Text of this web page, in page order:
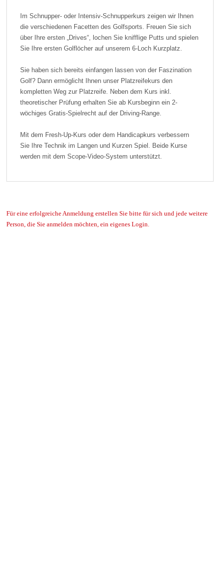
Im Schnupper- oder Intensiv-Schnupperkurs zeigen wir Ihnen
die verschiedenen Facetten des Golfsports. Freuen Sie sich
über Ihre ersten „Drives“, lochen Sie knifflige Putts und spielen
Sie Ihre ersten Golflöcher auf unserem 6-Loch Kurzplatz.
Sie haben sich bereits einfangen lassen von der Faszination
Golf? Dann ermöglicht Ihnen unser Platzreifekurs den
kompletten Weg zur Platzreife. Neben dem Kurs inkl.
theoretischer Prüfung erhalten Sie ab Kursbeginn ein 2-
wöchiges Gratis-Spielrecht auf der Driving-Range.
Mit dem Fresh-Up-Kurs oder dem Handicapkurs verbessern
Sie Ihre Technik im Langen und Kurzen Spiel. Beide Kurse
werden mit dem Scope-Video-System unterstützt.
Für eine erfolgreiche Anmeldung erstellen Sie bitte für sich und jede weitere
Person, die Sie anmelden möchten, ein eigenes Login.